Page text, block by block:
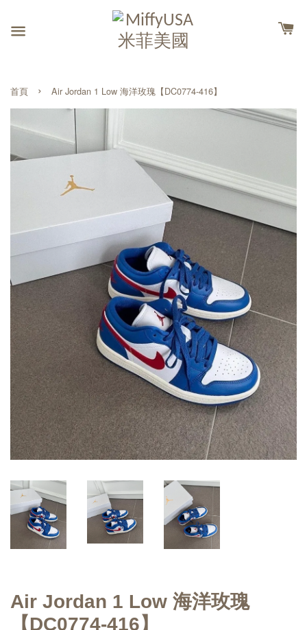
首頁 › Air Jordan 1 Low 海洋玫瑰【DC0774-416】
Air Jordan 1 Low 海洋玫瑰
【DC0774-416】